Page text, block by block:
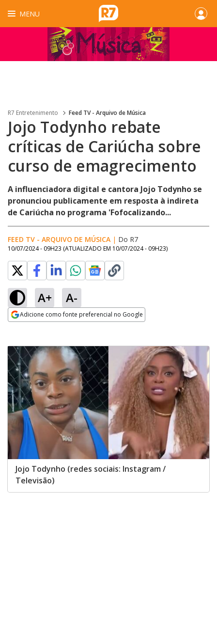
MENU
R7 Entretenimento Feed TV - Arquivo de Música
Jojo Todynho rebate
críticas de Cariúcha sobre
curso de emagrecimento
A influenciadora digital e cantora Jojo Todynho se
pronunciou publicamente em resposta à indireta
de Cariúcha no programa 'Fofocalizando...
FEED TV - ARQUIVO DE MÚSICA | Do R7
10/07/2024 - 09H23 (ATUALIZADO EM 10/07/2024 - 09H23)
A+ A-
Adicione como fonte preferencial no Google
Jojo Todynho (redes sociais: Instagram /
Televisão)